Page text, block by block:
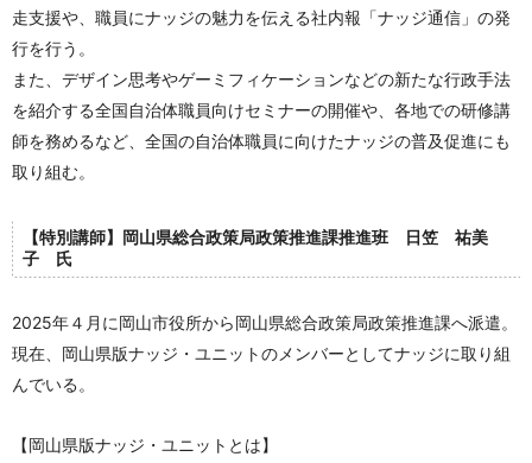
走支援や、職員にナッジの魅力を伝える社内報「ナッジ通信」の発
行を行う。
また、デザイン思考やゲーミフィケーションなどの新たな行政手法
を紹介する全国自治体職員向けセミナーの開催や、各地での研修講
師を務めるなど、全国の自治体職員に向けたナッジの普及促進にも
取り組む。
【特別講師】岡山県総合政策局政策推進課推進班 日笠 祐美
子 氏
2025年４月に岡山市役所から岡山県総合政策局政策推進課へ派遣。
現在、岡山県版ナッジ・ユニットのメンバーとしてナッジに取り組
んでいる。
【岡山県版ナッジ・ユニットとは】